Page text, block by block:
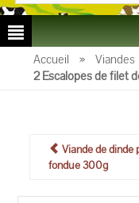
Accueil » Viandes
2 Escalopes de filet
Viande de dinde
fondue 300g